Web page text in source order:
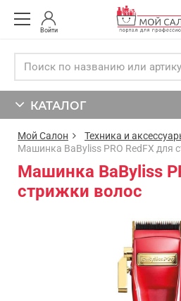
Войти
КАТАЛОГ
Мой Салон Техника и
Машинка BaByliss PRO RedFX для
Машинка BaByliss
стрижки волос